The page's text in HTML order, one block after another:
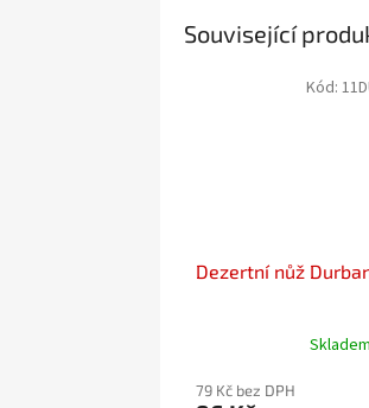
Související
Dezertní nůž
Skladem
79 Kč bez DPH
Kód: